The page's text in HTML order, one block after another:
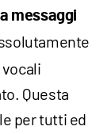
messaggi
Questa
per tutti ed